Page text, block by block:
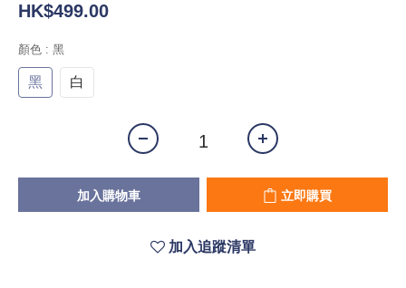
HK$499.00
顏色 : 黑
黑 白
加入購物車 立即購買
加入追蹤清單